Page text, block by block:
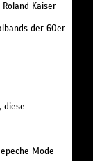
Kaiser -
der 60er
diese
Mode